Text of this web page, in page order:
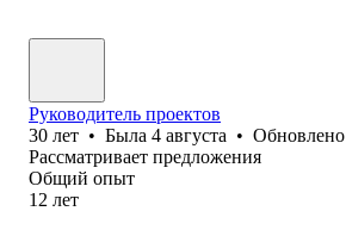
Руководитель проектов
30 лет • Была 4 августа • Обновлено
Рассматривает предложения
Общий опыт
12 лет